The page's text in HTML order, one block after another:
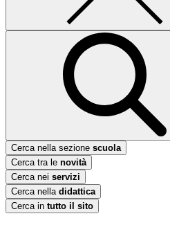
Cerca nella sezione scuola
Cerca tra le novità
Cerca nei servizi
Cerca nella didattica
Cerca in tutto il sito